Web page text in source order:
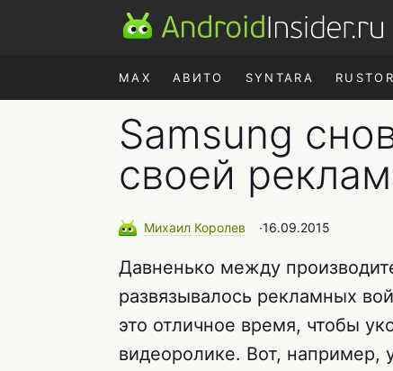
MAX АВИТО SYNTARA
Samsung
своей
Михаил Королев ∙16.09.2015
Давненько между
развязывалось рекламных
это отличное время, чтобы
видеоролике. Вот, например,